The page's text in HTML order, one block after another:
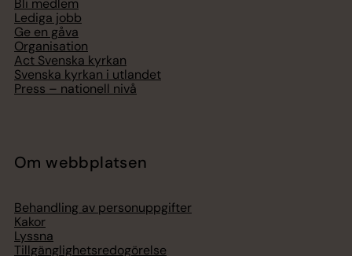
Bli medlem
Lediga jobb
Ge en gåva
Organisation
Act Svenska kyrkan
Svenska kyrkan i utlandet
Press – nationell nivå
Om webbplatsen
Behandling av personuppgifter
Kakor
Lyssna
Tillgänglighetsredogörelse